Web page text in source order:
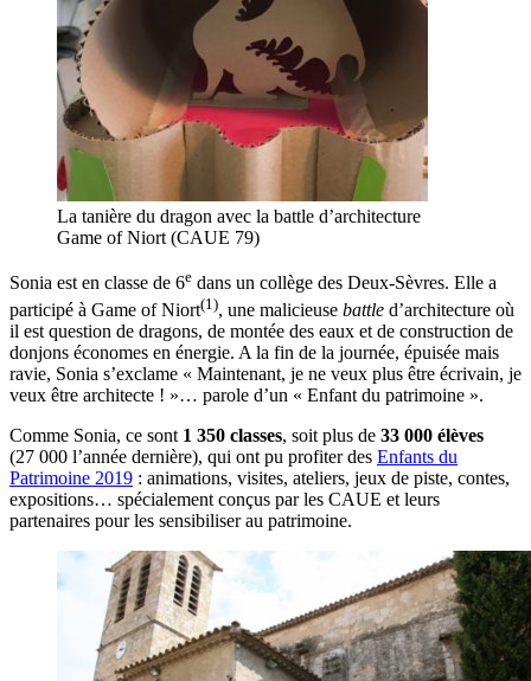
La tanière du dragon avec la battle d’architecture
Game of Niort (CAUE 79)
Sonia est en classe de 6e dans un collège des Deux-Sèvres. Elle a
participé à Game of Niort(1), une malicieuse battle d’architecture où
il est question de dragons, de montée des eaux et de construction de
donjons économes en énergie. A la fin de la journée, épuisée mais
ravie, Sonia s’exclame « Maintenant, je ne veux plus être écrivain, je
veux être architecte ! »… parole d’un « Enfant du patrimoine ».
Comme Sonia, ce sont 1 350 classes, soit plus de 33 000 élèves
(27 000 l’année dernière), qui ont pu profiter des Enfants du
Patrimoine 2019 : animations, visites, ateliers, jeux de piste, contes,
expositions… spécialement conçus par les CAUE et leurs
partenaires pour les sensibiliser au patrimoine.